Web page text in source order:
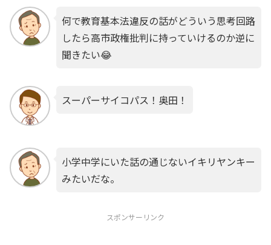
何で教育基本法違反の話がどういう思考回路
したら高市政権批判に持っていけるのか逆に
聞きたい😂
スーパーサイコパス！奥田！
小学中学にいた話の通じないイキリヤンキー
みたいだな。
スポンサーリンク